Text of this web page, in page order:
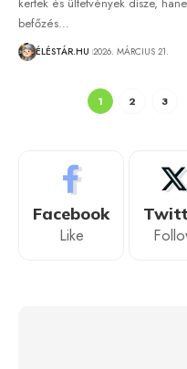
befőzés…
ÉLÉSTÁR.HU 2026. MÁRCIUS 21.
1 2 3
Facebook
Like